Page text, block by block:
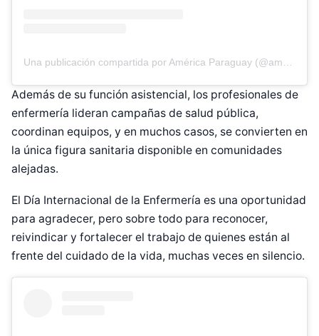
Además de su función asistencial, los profesionales de
enfermería lideran campañas de salud pública,
coordinan equipos, y en muchos casos, se convierten en
la única figura sanitaria disponible en comunidades
alejadas.
El Día Internacional de la Enfermería es una oportunidad
para agradecer, pero sobre todo para reconocer,
reivindicar y fortalecer el trabajo de quienes están al
frente del cuidado de la vida, muchas veces en silencio.